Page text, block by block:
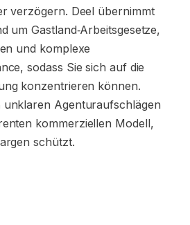
verzögern. Deel übernimmt
um Gastland‑Arbeitsgesetze,
und komplexe
sodass Sie sich auf die
konzentrieren können.
unklaren Agenturaufschlägen
kommerziellen Modell,
schützt.